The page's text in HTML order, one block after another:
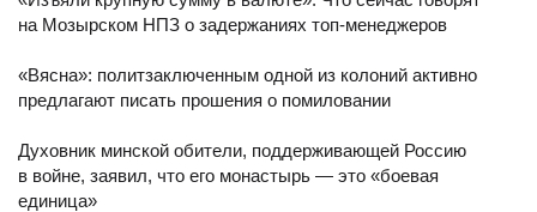
на Мозырском НПЗ о задержаниях топ-менеджеров
«Вясна»: политзаключенным одной из колоний активно
предлагают писать прошения о помиловании
Духовник минской обители, поддерживающей Россию
в войне, заявил, что его монастырь — это «боевая
единица»